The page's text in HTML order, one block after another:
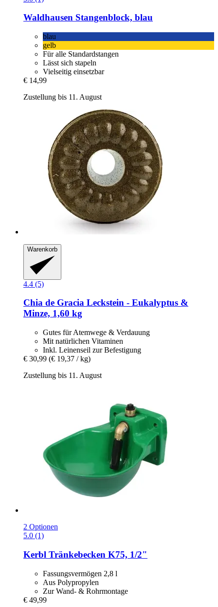
Waldhausen Stangenblock, blau
blau
gelb
Für alle Standardstangen
Lässt sich stapeln
Vielseitig einsetzbar
€ 14,99
Zustellung bis 11. August
Warenkorb
4.4 (5)
Chia de Gracia Leckstein -​ Eukalyptus &
Minze, 1,60 kg
Gutes für Atemwege & Verdauung
Mit natürlichen Vitaminen
Inkl. Leinenseil zur Befestigung
€ 30,99 (€ 19,37 / kg)
Zustellung bis 11. August
2 Optionen
5.0 (1)
Kerbl Tränkebecken K75, 1/2"
Fassungsvermögen 2,8 l
Aus Polypropylen
Zur Wand- & Rohrmontage
€ 49,99